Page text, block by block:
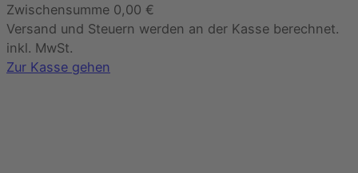
Produkte
im
Warenkorb
Zwischensumme 0,00 €
Versand und Steuern werden an der Kasse berechnet.
inkl. MwSt.
Zur Kasse gehen